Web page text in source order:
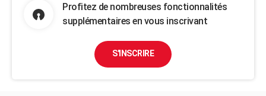
Profitez de nombreuses fonctionnalités
supplémentaires en vous inscrivant
S'INSCRIRE